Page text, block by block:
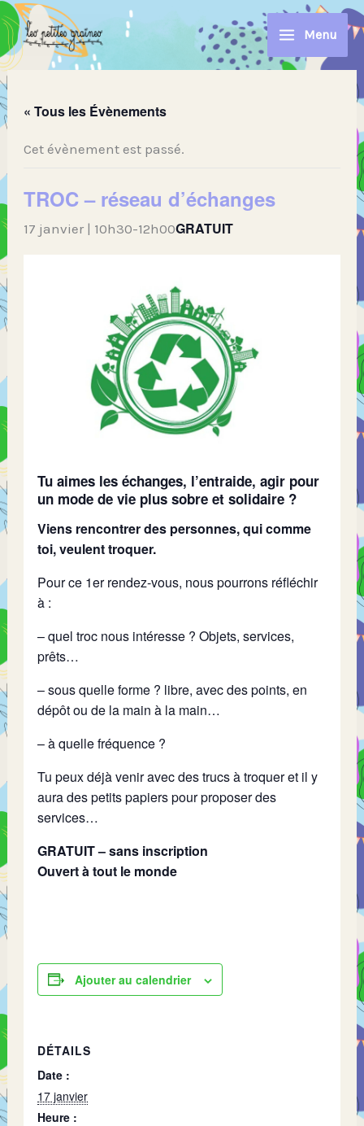
Aller
au
contenu
Menu
« Tous les Évènements
Cet évènement est passé.
TROC – réseau d’échanges
17 janvier | 10h30-12h00GRATUIT
Tu aimes les échanges, l’entraide, agir pour
un mode de vie plus sobre et solidaire ?
Viens rencontrer des personnes, qui comme
toi, veulent troquer.
Pour ce 1er rendez-vous, nous pourrons réfléchir
à :
– quel troc nous intéresse ? Objets, services,
prêts…
– sous quelle forme ? libre, avec des points, en
dépôt ou de la main à la main…
– à quelle fréquence ?
Tu peux déjà venir avec des trucs à troquer et il y
aura des petits papiers pour proposer des
services…
GRATUIT – sans inscription
Ouvert à tout le monde
Ajouter au calendrier
DÉTAILS
Date :
17 janvier
Heure :